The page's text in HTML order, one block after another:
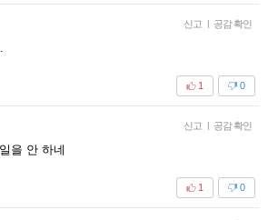
신고 | 공감 확인
0
1
신고 | 공감 확인
을 안 하네
0
1